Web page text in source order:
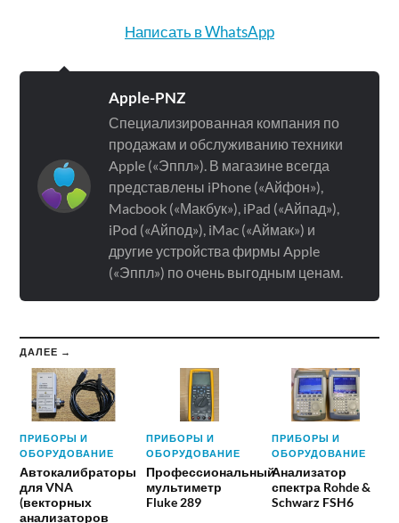
Написать в WhatsApp
Apple-PNZ
Специализированная компания по
продажам и обслуживанию техники
Apple («Эппл»). В магазине всегда
представлены iPhone («Айфон»),
Macbook («Макбук»), iPad («Айпад»),
iPod («Айпод»), iMac («Аймак») и
другие устройства фирмы Apple
(«Эппл») по очень выгодным ценам.
ДАЛЕЕ →
ПРИБОРЫ И
ОБОРУДОВАНИЕ
Автокалибраторы
для VNA
(векторных
анализаторов
ПРИБОРЫ И
ОБОРУДОВАНИЕ
Профессиональный
мультиметр
Fluke 289
ПРИБОРЫ И
ОБОРУДОВАНИЕ
Анализатор
спектра Rohde &
Schwarz FSH6